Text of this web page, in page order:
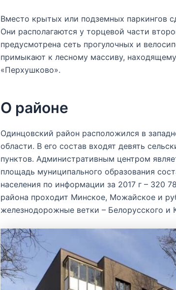
Вместо крытых или подземных паркингов
Они располагаются у торцевой части
предусмотрена сеть прогулочных и
примыкают к лесному массиву,
«Перхушково».
О районе
Одинцовский район расположился в
области. В его состав входят девять
пунктов. Административным центром
площадь муниципального образования
населения по информации за 2017 г – 320
района проходит Минское, Можайское и
железнодорожные ветки – Белорусского и